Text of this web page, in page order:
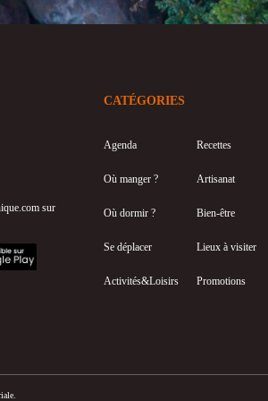
sur
CATÉGORIES
Agenda
Où manger ?
Où dormir ?
Se déplacer
Activités&Loisirs
Recettes
Artisanat
Bien-être
Lieux à visiter
Promotions